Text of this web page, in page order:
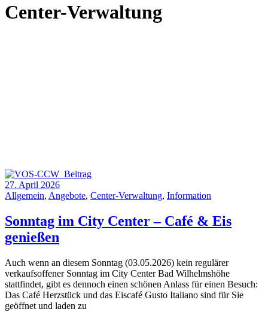
Center-Verwaltung
27. April 2026
Allgemein, Angebote, Center-Verwaltung, Information
Sonntag im City Center – Café & Eis
genießen
Auch wenn an diesem Sonntag (03.05.2026) kein regulärer
verkaufsoffener Sonntag im City Center Bad Wilhelmshöhe
stattfindet, gibt es dennoch einen schönen Anlass für einen Besuch:
Das Café Herzstück und das Eiscafé Gusto Italiano sind für Sie
geöffnet und laden zu